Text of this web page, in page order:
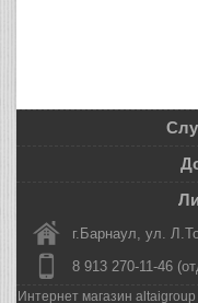
г.Барнаул, ул.
8 913 270-11-46
Интернет магазин